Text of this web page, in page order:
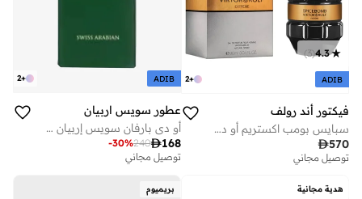
+
2
4.3
(
3
)
ADIB
فيكتور أند رولف
سبايس بومب اكستريم أو دي بارفان 90 مل
570
توصيل مجاني
+
2 ADIB
عطور سويس اربيان
أو دي بارفان سويس إربيان شغف عود رويال للجنسين سعة 75 مل
168
240
-30%
توصيل مجاني
هدية مجانية بريميوم